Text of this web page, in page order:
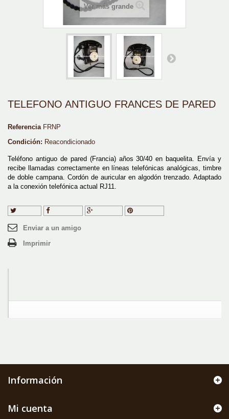
Ver más grande
TELEFONO ANTIGUO FRANCES DE PARED
Referencia FRNP
Condición: Reacondicionado
Teléfono antiguo de pared (Francia) años 30/40 en baquelita. Envía y
recibe llamadas correctamente en líneas telefónicas analógicas, timbre
de doble campana. Cordón de auricular en algodón trenzado. Adaptado
a la conexión telefónica actual RJ11.
Tuitear Compartir
Enviar a un amigo
Imprimir
Información
Mi cuenta